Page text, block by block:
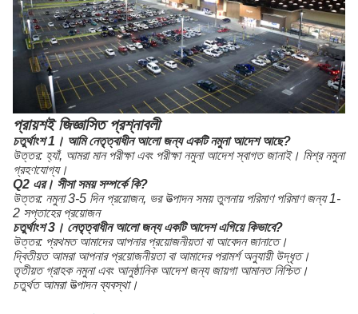
প্রায়শই জিজ্ঞাসিত প্রশ্নাবলী
চতুর্থাংশ 1। আমি নেতৃত্বাধীন আলো জন্য একটি নমুনা আদেশ আছে?
উত্তর: হ্যাঁ, আমরা মান পরীক্ষা এবং পরীক্ষা নমুনা আদেশ স্বাগত জানাই। মিশ্র নমুনা
গ্রহণযোগ্য।
Q2 এর। সীসা সময় সম্পর্কে কি?
উত্তর: নমুনা 3-5 দিন প্রয়োজন, ভর উত্পাদন সময় তুলনায় পরিমাণ পরিমাণ জন্য 1-
2 সপ্তাহের প্রয়োজন
চতুর্থাংশ 3। নেতৃত্বাধীন আলো জন্য একটি আদেশ এগিয়ে কিভাবে?
উত্তর: প্রথমত আমাদের আপনার প্রয়োজনীয়তা বা আবেদন জানাতে।
দ্বিতীয়ত আমরা আপনার প্রয়োজনীয়তা বা আমাদের পরামর্শ অনুযায়ী উদ্ধৃত।
তৃতীয়ত গ্রাহক নমুনা এবং আনুষ্ঠানিক আদেশ জন্য জায়গা আমানত নিশ্চিত।
চতুর্থত আমরা উত্পাদন ব্যবস্থা।